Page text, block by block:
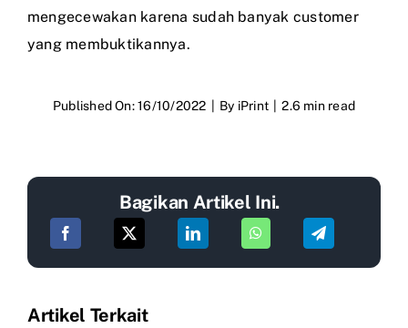
mengecewakan karena sudah banyak customer
yang membuktikannya.
Published On: 16/10/2022 By iPrint 2.6 min read
Bagikan Artikel Ini.
Artikel Terkait